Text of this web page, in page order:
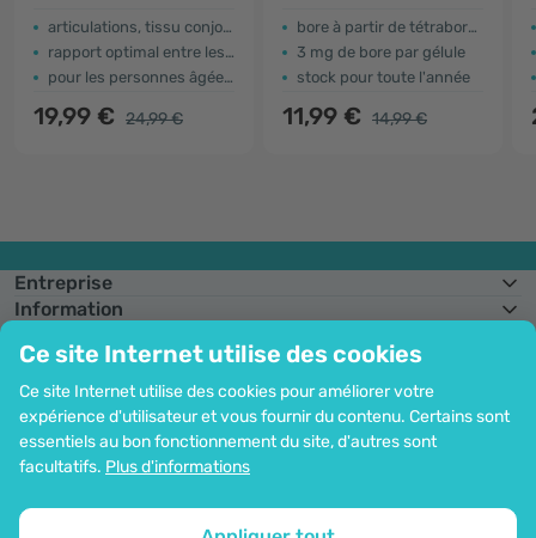
Ce site Internet utilise des cookies
Ce site Internet utilise des cookies pour améliorer votre
expérience d'utilisateur et vous fournir du contenu. Certains sont
essentiels au bon fonctionnement du site, d'autres sont
facultatifs. Plus d'informations
articulations, tissu conjonctif et cartilage
rapport optimal entre les ingrédients
pour les personnes âgées et les sportifs
19,99 € 24,99 €
bore à partir de tétraborate de disodium
3 mg de bore par gélule
stock pour toute l'année
11,99 € 14,99 €
Entreprise
Information
Assistance et commandes
Possibilité de paiement par carte. Protection garantie des données
personnelles via le cryptage SSL.
Plan du site